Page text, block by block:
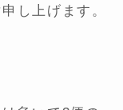
し上げます。